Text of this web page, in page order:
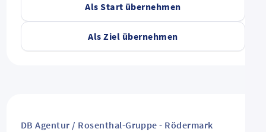
Als Start übernehmen
Als Ziel übernehmen
DB Agentur / Rosenthal-Gruppe - Rödermark